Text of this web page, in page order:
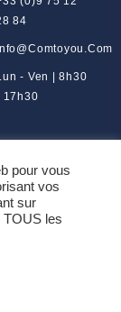
84
- Ven | 8h30
17h30
pour vous
vos
sur
TOUS les